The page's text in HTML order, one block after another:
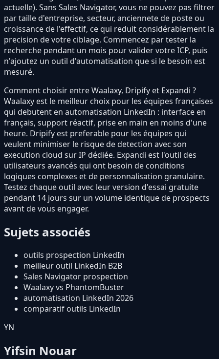
actuelle). Sans Sales Navigator, vous ne pouvez pas filtrer
par taille d'entreprise, secteur, anciennete de poste ou
croissance de l'effectif, ce qui reduit considérablement la
precision de votre ciblage. Commencez par tester la
recherche pendant un mois pour valider votre ICP, puis
n'ajoutez un outil d'automatisation que si le besoin est
mesuré.
Comment choisir entre Waalaxy, Dripify et Expandi ?
Waalaxy est le meilleur choix pour les équipes françaises
qui debutent en automatisation LinkedIn : interface en
français, support réactif, prise en main en moins d'une
heure. Dripify est preferable pour les équipes qui
veulent minimiser le risque de detection avec son
execution cloud sur IP dédiée. Expandi est l'outil des
utilisateurs avancés qui ont besoin de conditions
logiques complexes et de personnalisation granulaire.
Testez chaque outil avec leur version d'essai gratuite
pendant 14 jours sur un volume identique de prospects
avant de vous engager.
Sujets associés
outils prospection LinkedIn
meilleur outil LinkedIn B2B
Sales Navigator prospection
Waalaxy vs PhantomBuster
automatisation LinkedIn 2026
comparatif outils LinkedIn
YN
Yifsin Nouar